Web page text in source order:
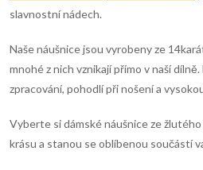
y
v
ý
p
i
slavnostní nádech.
Naše náušnice jsou vyrobeny ze
mnohé z nich vznikají přímo v naší
zpracování, pohodlí při nošení a
Vyberte si dámské náušnice ze
krásu a stanou se oblíbenou součástí